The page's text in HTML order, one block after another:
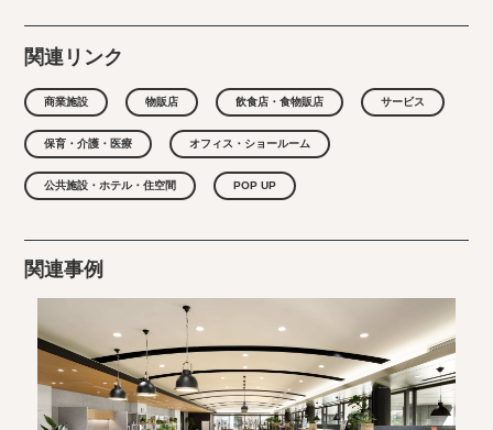
関連リンク
商業施設 物販店 飲食店・食物販店 サービス
保育・介護・医療 オフィス・ショールーム
公共施設・ホテル・住空間 POP UP
関連事例